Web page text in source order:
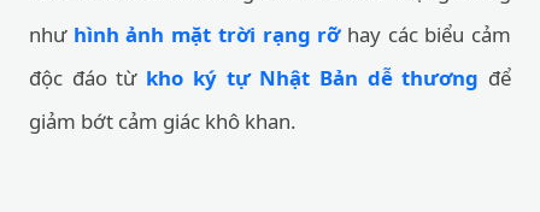
như hình ảnh mặt trời rạng rỡhay các biểu cảm
độc đáo từ kho ký tự Nhật Bản dễ thương để
giảm bớt cảm giác khô khan.